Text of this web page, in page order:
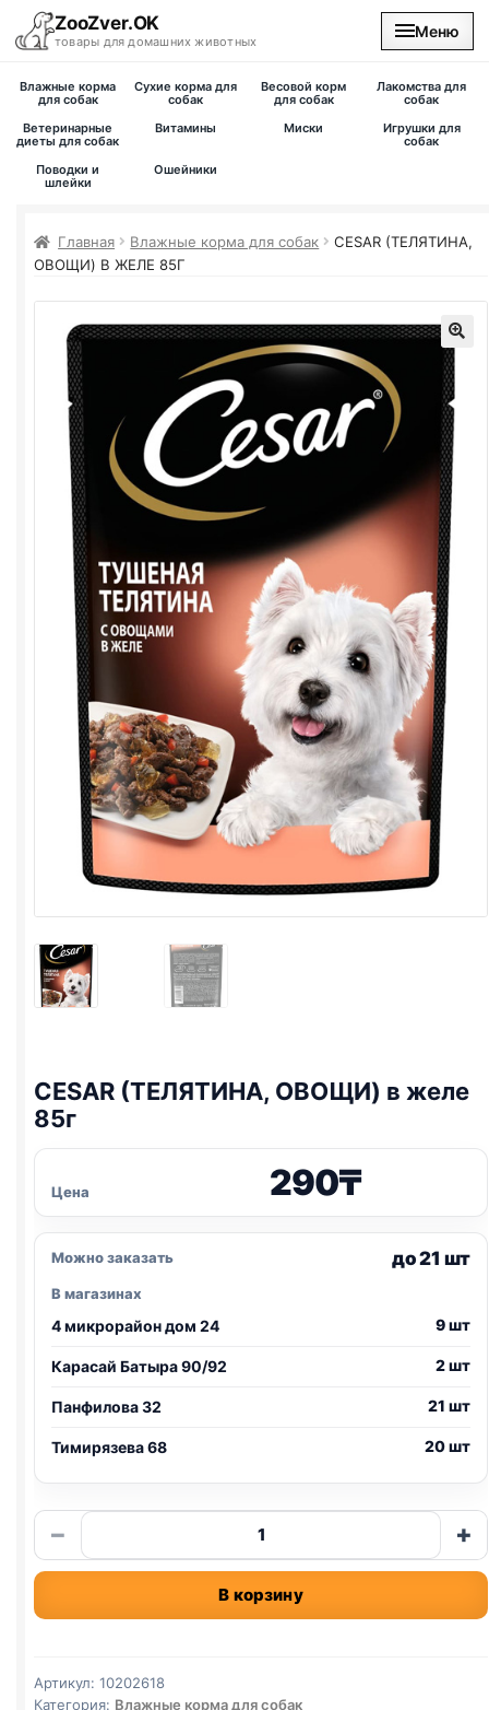
ZooZver.OK
товары для домашних животных
Меню
На главную
Вакансии
Влажные корма
для собак
Сухие корма для
собак
Весовой корм
для собак
Лакомства для
собак
Ветеринарные
диеты для собак
Витамины Миски
Игрушки для
собак
Поводки и
шлейки
Ошейники
Главная Влажные корма для собак
CESAR (ТЕЛЯТИНА,
ОВОЩИ) В ЖЕЛЕ 85Г
CESAR (ТЕЛЯТИНА, ОВОЩИ) в желе
85г
Цена 290₸
Можно заказать до 21 шт
В магазинах
4 микрорайон дом 24 9 шт
Карасай Батыра 90/92 2 шт
Панфилова 32 21 шт
Тимирязева 68 20 шт
−
Количество
товара
CESAR
ОВОЩИ)
желе
85г
+
В корзину
Артикул: 10202618
Категория: Влажные корма для собак